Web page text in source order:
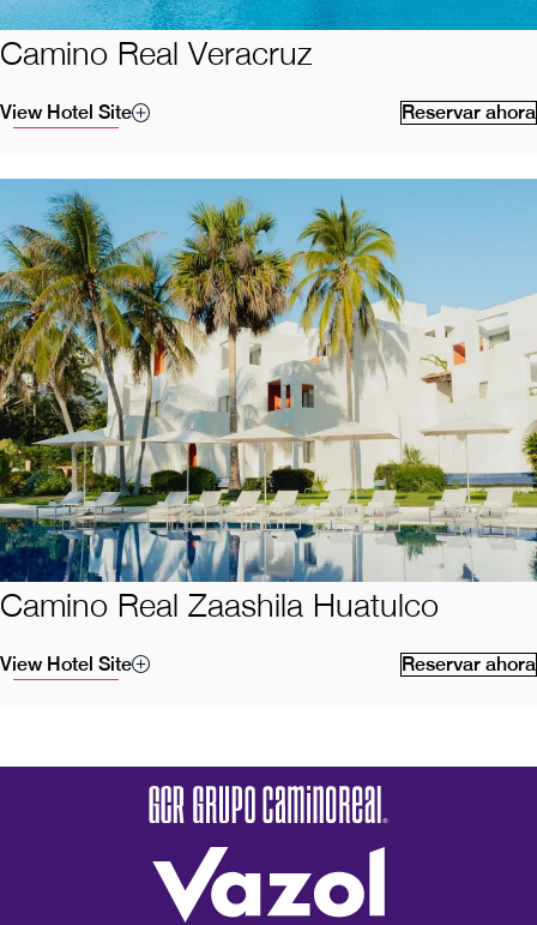
Camino Real Veracruz
Reservar ahora
View Hotel Site
Camino Real Zaashila Huatulco
Reservar ahora
View Hotel Site